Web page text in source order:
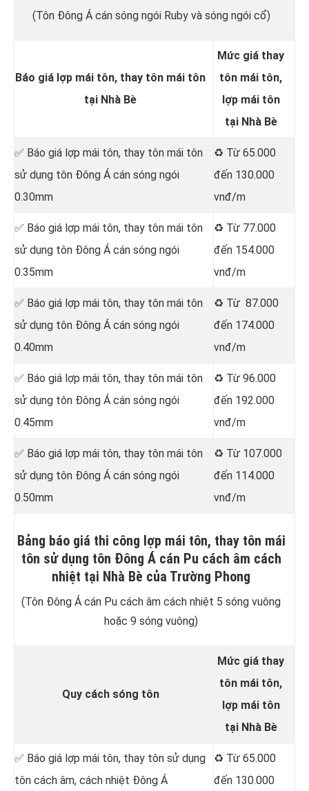
(Tôn Đông Á cán sóng ngói Ruby và sóng ngói cổ)
Báo giá lợp mái tôn, thay tôn mái tôn
tại Nhà Bè
Mức giá thay
tôn mái tôn,
lợp mái tôn
tại Nhà Bè
✅ Báo giá lợp mái tôn, thay tôn mái tôn
sử dụng tôn Đông Á cán sóng ngói
0.30mm
♻️ Từ 65.000
đến 130.000
vnđ/m
✅ Báo giá lợp mái tôn, thay tôn mái tôn
sử dụng tôn Đông Á cán sóng ngói
0.35mm
♻️ Từ 77.000
đến 154.000
vnđ/m
✅ Báo giá lợp mái tôn, thay tôn mái tôn
sử dụng tôn Đông Á cán sóng ngói
0.40mm
♻️ Từ 87.000
đến 174.000
vnđ/m
✅ Báo giá lợp mái tôn, thay tôn mái tôn
sử dụng tôn Đông Á cán sóng ngói
0.45mm
♻️ Từ 96.000
đến 192.000
vnđ/m
✅ Báo giá lợp mái tôn, thay tôn mái tôn
sử dụng tôn Đông Á cán sóng ngói
0.50mm
♻️ Từ 107.000
đến 114.000
vnđ/m
Bảng báo giá thi công lợp mái tôn, thay tôn mái
tôn sử dụng tôn Đông Á cán Pu cách âm cách
nhiệt tại Nhà Bè của Trường Phong
(Tôn Đông Á cán Pu cách âm cách nhiệt 5 sóng vuông
hoặc 9 sóng vuông)
Quy cách sóng tôn
Mức giá thay
tôn mái tôn,
lợp mái tôn
tại Nhà Bè
✅ Báo giá lợp mái tôn, thay tôn sử dụng
tôn cách âm, cách nhiệt Đông Á
♻️ Từ 65.000
đến 130.000